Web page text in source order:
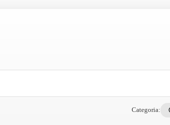
Categoria: